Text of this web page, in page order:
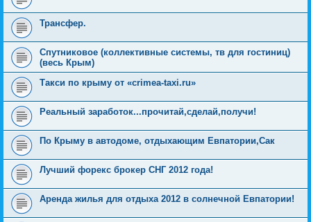
Трансфер.
Спутниковое (коллективные системы, тв для гостиниц)
(весь Крым)
Такси по крыму от «crimea-taxi.ru»
Реальный заработок...прочитай,сделай,получи!
По Крыму в автодоме, отдыхающим Евпатории,Сак
Лучший форекс брокер СНГ 2012 года!
Аренда жилья для отдыха 2012 в солнечной Евпатории!